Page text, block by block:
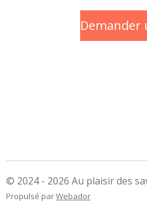
Demander
© 2024 - 2026 Au plaisir des
Propulsé parWebador